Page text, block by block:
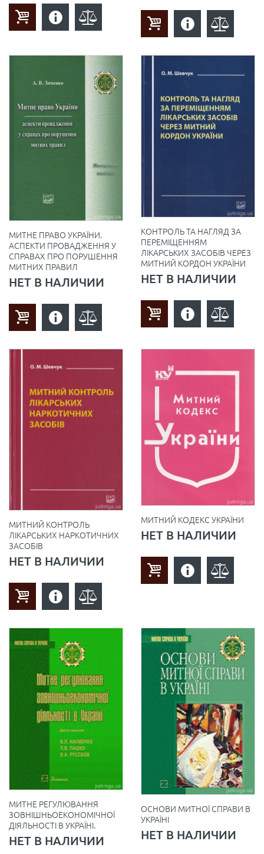
МИТНЕ ПРАВО УКРАЇНИ.
АСПЕКТИ ПРОВАДЖЕННЯ У
СПРАВАХ ПРО ПОРУШЕННЯ
МИТНИХ ПРАВИЛ
НЕТ В НАЛИЧИИ
КОНТРОЛЬ ТА НАГЛЯД ЗА
ПЕРЕМІЩЕННЯМ
ЛІКАРСЬКИХ ЗАСОБІВ ЧЕРЕЗ
МИТНИЙ КОРДОН УКРАЇНИ
НЕТ В НАЛИЧИИ
МИТНИЙ КОНТРОЛЬ
ЛІКАРСЬКИХ НАРКОТИЧНИХ
ЗАСОБІВ
НЕТ В НАЛИЧИИ
МИТНИЙ КОДЕКС УКРАЇНИ
НЕТ В НАЛИЧИИ
МИТНЕ РЕГУЛЮВАННЯ
ЗОВНІШНЬОЕКОНОМІЧНОЇ
ДІЯЛЬНОСТІ В УКРАЇНІ.
НЕТ В НАЛИЧИИ
ОСНОВИ МИТНОЇ СПРАВИ В
УКРАЇНІ
НЕТ В НАЛИЧИИ